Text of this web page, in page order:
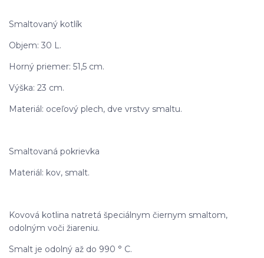
Smaltovaný kotlík
Objem: 30 L.
Horný priemer: 51,5 cm.
Výška: 23 cm.
Materiál: oceľový plech, dve vrstvy smaltu.
Smaltovaná pokrievka
Materiál: kov, smalt.
Kovová kotlina natretá špeciálnym čiernym smaltom,
odolným voči žiareniu.
Smalt je odolný až do 990 ° C.